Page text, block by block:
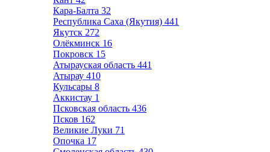
Кара-Балта 32
Республика Саха (Якутия) 441
Якутск 272
Олёкминск 16
Покровск 15
Атырауская область 441
Атырау 410
Кульсары 8
Аккистау 1
Псковская область 436
Псков 162
Великие Луки 71
Опочка 17